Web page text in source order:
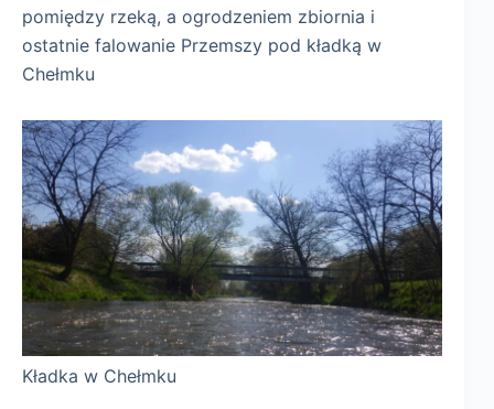
pomiędzy rzeką, a ogrodzeniem zbiornia i
ostatnie falowanie Przemszy pod kładką w
Chełmku
Kładka w Chełmku